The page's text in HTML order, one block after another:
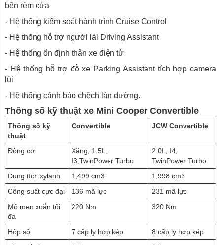
bên rèm cửa
- Hệ thống kiểm soát hành trình Cruise Control
- Hệ thống hỗ trợ người lái Driving Assistant
- Hệ thống ổn định thân xe điện tử
- Hệ thống hỗ trợ đỗ xe Parking Assistant tích hợp camera
lùi
- Hệ thống cảnh báo chệch làn đường.
Thông số kỹ thuật xe Mini Cooper Convertible
Thông số kỹ
thuật
Convertible JCW Convertible
Động cơ
Xăng, 1.5L,
I3,TwinPower Turbo
2.0L, I4,
TwinPower Turbo
Dung tích xylanh
1,499 cm3
1,998 cm3
Công suất cực đại
136 mã lực
231 mã lực
Mô men xoắn tối
đa
220 Nm 320 Nm
Hộp số 7 cấp ly hợp kép
8 cấp ly hợp kép